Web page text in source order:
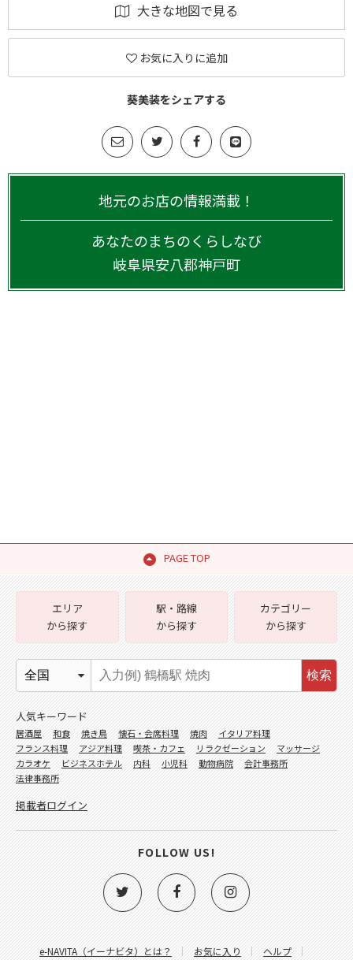
大きな地図で見る
お気に入りに追加
葵美装をシェアする
地元のお店の情報満載！
あなたのまちのくらしなび
岐阜県安八郡神戸町
PAGE TOP
e-NAVITA（イーナビタ）とは？ お気に入り ヘルプ
エリア
から探す
駅・路線
から探す
カテゴリー
から探す
検索
人気キーワード
居酒屋 和食 焼き鳥 懐石・会席料理 焼肉
イタリア料理
フランス料理
アジア料理 喫茶・カフェ リラクゼーション
マッサージ
カラオケ
ビジネスホテル 内科 小児科 動物病院
会計事務所
法律事務所
掲載者ログイン
FOLLOW US!